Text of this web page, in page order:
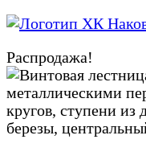
Распродажа!
Zoom